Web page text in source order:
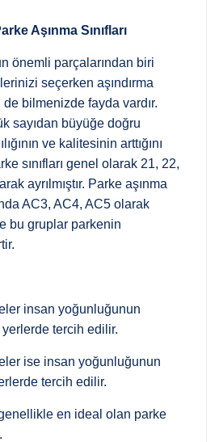
Aşınma Sınıfları
önemli parçalarından biri
seçerken aşındırma
de bilmenizde fayda vardır.
sayıdan büyüğe doğru
ve kalitesinin arttığını
sınıfları genel olarak 21, 22,
ayrılmıştır. Parke aşınma
AC3, AC4, AC5 olarak
bu gruplar parkenin
insan yoğunluğunun
tercih edilir.
ise insan yoğunluğunun
tercih edilir.
en ideal olan parke